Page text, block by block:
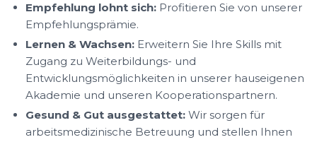
Empfehlung lohnt sich: Profitieren Sie von unserer
Empfehlungsprämie.
Lernen & Wachsen: Erweitern Sie Ihre Skills mit
Zugang zu Weiterbildungs- und
Entwicklungsmöglichkeiten in unserer hauseigenen
Akademie und unseren Kooperationspartnern.
Gesund & Gut ausgestattet: Wir sorgen für
arbeitsmedizinische Betreuung und stellen Ihnen